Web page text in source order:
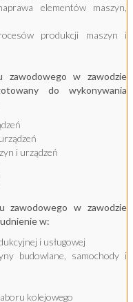
elementów maszyn,
produkcji maszyn i
zawodowego w zawodzie
do wykonywania
i urządzeń
zawodowego w zawodzie
w:
i usługowej
budowlane, samochody i
kolejowego